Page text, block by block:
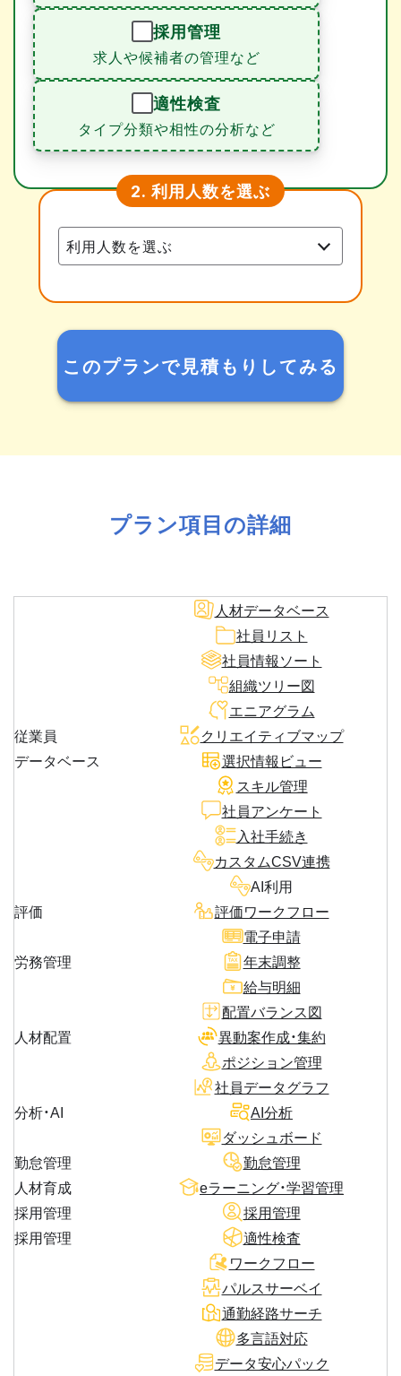
採用管理
求人や候補者の管理など
適性検査
タイプ分類や相性の分析など
2. 利用人数を選ぶ
このプランで見積もりしてみる
プラン項目の詳細
従業員
データベース
人材データベース
社員リスト
社員情報ソート
組織ツリー図
エニアグラム
クリエイティブマップ
選択情報ビュー
スキル管理
社員アンケート
入社手続き
カスタムCSV連携
AI利用
評価
評価ワークフロー
労務管理
電子申請
年末調整
給与明細
人材配置
配置バランス図
異動案作成・集約
ポジション管理
分析・AI
社員データグラフ
AI分析
ダッシュボード
勤怠管理
勤怠管理
人材育成
eラーニング・学習管理
採用管理
採用管理
採用管理
適性検査
ワークフロー
パルスサーベイ
通勤経路サーチ
多言語対応
データ安心パック